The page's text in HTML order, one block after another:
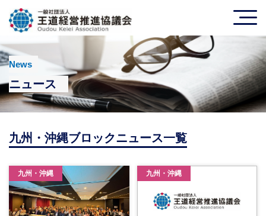
News
ニュース
九州・沖縄ブロックニュース一覧
九州・沖縄 九州・沖縄